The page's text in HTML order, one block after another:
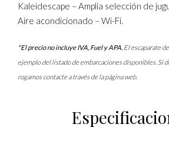
Kaleidescape – Amplia selección de
Aire acondicionado – Wi-Fi.
*El precio no incluye IVA, Fuel y APA. El escaparate
ejemplo del listado de embarcaciones disponibles. Si
rogamos contacte a través de la página web.